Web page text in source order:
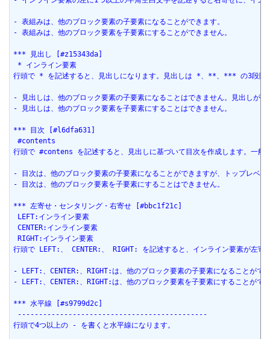
- 表組みは、他のブロック要素の子要素になることができます。
- 表組みは、他のブロック要素を子要素にすることができません。
*** 見出し [#z15343da]
* インライン要素
行頭で * を記述すると、見出しになります。見出しは *、**、*** の3段階
- 見出しは、他のブロック要素の子要素になることはできません。見出しが
- 見出しは、他のブロック要素を子要素にすることはできません。
*** 目次 [#l6dfa631]
#contents
行頭で #contens を記述すると、見出しに基づいて目次を作成します。一
- 目次は、他のブロック要素の子要素になることができますが、トップレベ
- 目次は、他のブロック要素を子要素にすることはできません。
*** 左寄せ・センタリング・右寄せ [#bbc1f21c]
LEFT:インライン要素
CENTER:インライン要素
RIGHT:インライン要素
行頭で LEFT:、 CENTER:、 RIGHT: を記述すると、インライン要素が左寄
- LEFT:、CENTER:、RIGHT:は、他のブロック要素の子要素になることがで
- LEFT:、CENTER:、RIGHT:は、他のブロック要素を子要素にすることがで
*** 水平線 [#s9799d2c]
---------------------------------------------
行頭で4つ以上の - を書くと水平線になります。